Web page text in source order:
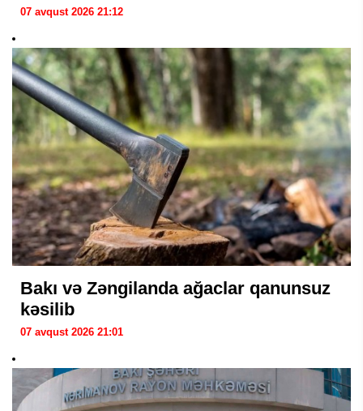
07 avqust 2026 21:12
Bakı və Zəngilanda ağaclar qanunsuz
kəsilib
07 avqust 2026 21:01